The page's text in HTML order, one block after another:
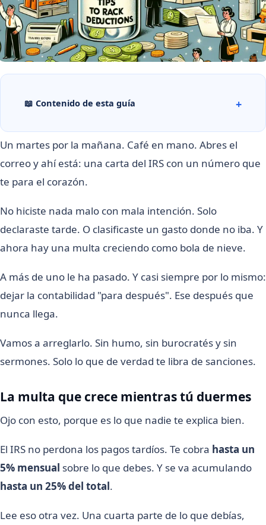
📖 Contenido de esta guía
Un martes por la mañana. Café en mano. Abres el
correo y ahí está: una carta del IRS con un número que
te para el corazón.
No hiciste nada malo con mala intención. Solo
declaraste tarde. O clasificaste un gasto donde no iba. Y
ahora hay una multa creciendo como bola de nieve.
A más de uno le ha pasado. Y casi siempre por lo mismo:
dejar la contabilidad "para después". Ese después que
nunca llega.
Vamos a arreglarlo. Sin humo, sin burocratés y sin
sermones. Solo lo que de verdad te libra de sanciones.
La multa que crece mientras tú duermes
Ojo con esto, porque es lo que nadie te explica bien.
El IRS no perdona los pagos tardíos. Te cobra hasta un
5% mensual sobre lo que debes. Y se va acumulando
hasta un 25% del total.
Lee eso otra vez. Una cuarta parte de lo que debías,